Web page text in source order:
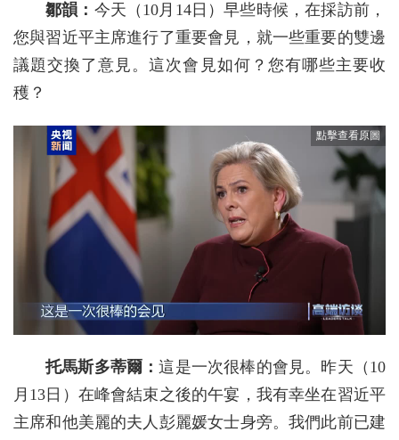
鄒韻： 今天（10月14日）早些時候，在採訪前，
您與習近平主席進行了重要會見，就一些重要的雙邊
議題交換了意見。這次會見如何？您有哪些主要收
穫？
托馬斯多蒂爾：這是一次很棒的會見。昨天（10
月13日）在峰會結束之後的午宴，我有幸坐在習近平
主席和他美麗的夫人彭麗媛女士身旁。我們此前已建